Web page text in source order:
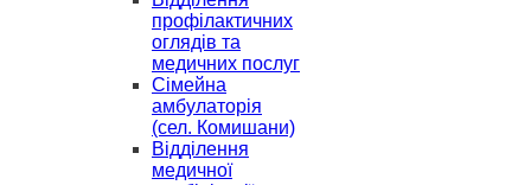
профілактичних
оглядів та
медичних послуг
Сімейна
амбулаторія
(сел. Комишани)
Відділення
медичної